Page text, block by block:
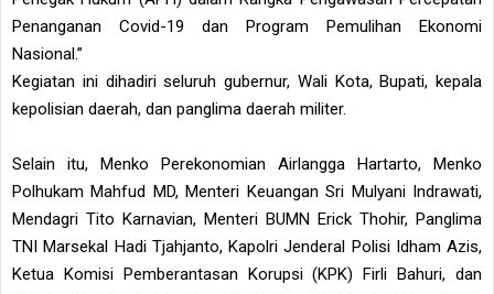
Penanganan Covid-19 dan Program Pemulihan Ekonomi
Nasional.”
Kegiatan ini dihadiri seluruh gubernur, Wali Kota, Bupati, kepala
kepolisian daerah, dan panglima daerah militer.
Selain itu, Menko Perekonomian Airlangga Hartarto, Menko
Polhukam Mahfud MD, Menteri Keuangan Sri Mulyani Indrawati,
Mendagri Tito Karnavian, Menteri BUMN Erick Thohir, Panglima
TNI Marsekal Hadi Tjahjanto, Kapolri Jenderal Polisi Idham Azis,
Ketua Komisi Pemberantasan Korupsi (KPK) Firli Bahuri, dan